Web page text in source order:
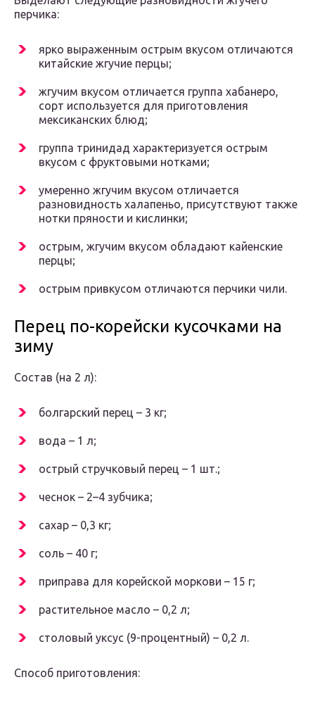
перчика:
ярко выраженным острым вкусом отличаются
китайские жгучие перцы;
жгучим вкусом отличается группа хабанеро,
сорт используется для приготовления
мексиканских блюд;
группа тринидад характеризуется острым
вкусом с фруктовыми нотками;
умеренно жгучим вкусом отличается
разновидность халапеньо, присутствуют также
нотки пряности и кислинки;
острым, жгучим вкусом обладают кайенские
перцы;
острым привкусом отличаются перчики чили.
Перец по-корейски кусочками на
зиму
Состав (на 2 л):
болгарский перец – 3 кг;
вода – 1 л;
острый стручковый перец – 1 шт.;
чеснок – 2–4 зубчика;
сахар – 0,3 кг;
соль – 40 г;
приправа для корейской моркови – 15 г;
растительное масло – 0,2 л;
столовый уксус (9-процентный) – 0,2 л.
Способ приготовления: